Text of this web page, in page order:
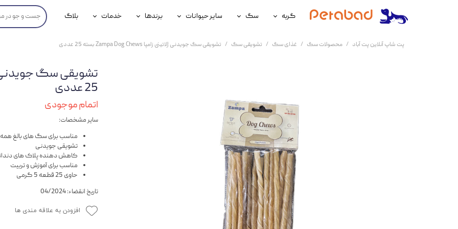
گربه
غذای گربه
آرایشی و بهداشتی گربه
سگ
غذای سگ
آرایشی و بهداشتی سگ
سایر حیوانات
محصولات پرندگان
برندها
جوسرا
خدمات
خدمات آنلاین دامپزشکی
بلاگ
پت شاپ آنلاین پت آباد محصولات سگ غذای سگ تشویقی سگ تشویقی سگ جویدنی ژلاتینی زامپا Zampa Dog Chews بسته 25 عددی
25 عددی
اتمام موجودی
سایر مشخصات:
مناسب برای سگ های بالغ همه
تشویقی جویدنی
کاهش دهنده پلاک های
مناسب برای آموزش و تربیت
حاوی 25 قطعه 5 گرمی
تاریخ انقضاء: 04/2024
افزودن به علاقه مندی ها